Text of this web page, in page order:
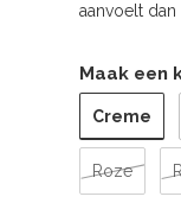
aanvoelt
Maak een
Creme
Roze